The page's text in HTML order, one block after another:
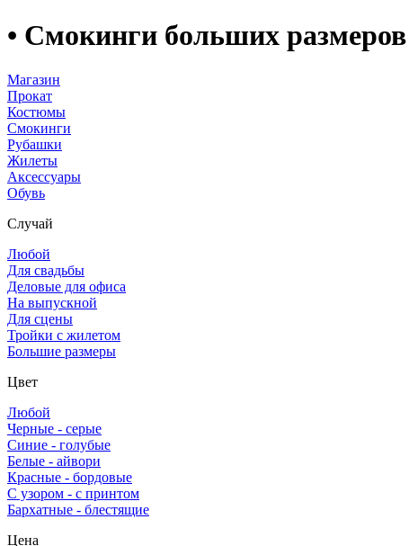
• Смокинги больших размеров
Магазин
Прокат
Костюмы
Смокинги
Рубашки
Жилеты
Аксессуары
Обувь
Случай
Любой
Для свадьбы
Деловые для офиса
На выпускной
Для сцены
Тройки с жилетом
Большие размеры
Цвет
Любой
Черные - серые
Синие - голубые
Белые - айвори
Красные - бордовые
С узором - с принтом
Бархатные - блестящие
Цена